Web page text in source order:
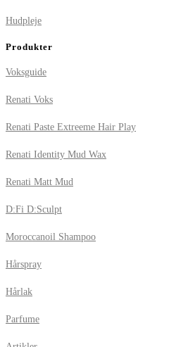
Hudpleje
Produkter
Voksguide
Renati Voks
Renati Paste Extreeme Hair Play
Renati Identity Mud Wax
Renati Matt Mud
D:Fi D:Sculpt
Moroccanoil Shampoo
Hårspray
Hårlak
Parfume